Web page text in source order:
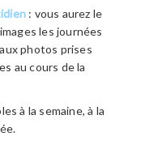
: vous aurez le
les journées
photos prises
au cours de la
à la semaine, à la